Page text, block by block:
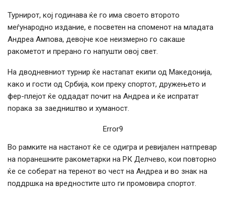
Турнирот, кој годинава ќе го има своето второто
меѓународно издание, е посветен на споменот на младата
Андреа Ампова, девојче кое неизмерно го сакаше
ракометот и прерано го напушти овој свет.
На дводневниот турнир ќе настапат екипи од Македонија,
како и гости од Србија, кои преку спортот, дружењето и
фер-плејот ќе оддадат почит на Андреа и ќе испратат
порака за заедништво и хуманост.
Error9
Во рамките на настанот ќе се одигра и ревијален натпревар
на поранешните ракометарки на РК Делчево, кои повторно
ќе се соберат на теренот во чест на Андреа и во знак на
поддршка на вредностите што ги промовира спортот.